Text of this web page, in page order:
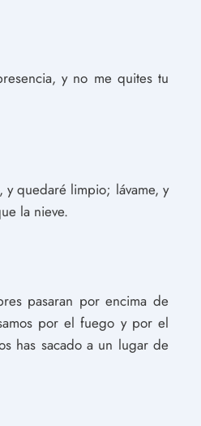
y no me quites tu
y quedaré limpio; lávame, y
la nieve.
pasaran por encima de
por el fuego y por el
has sacado a un lugar de